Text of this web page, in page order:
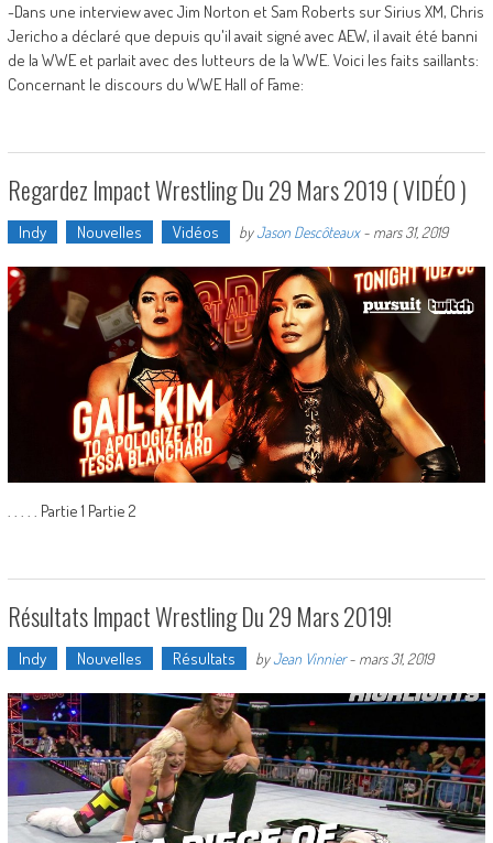
-Dans une interview avec Jim Norton et Sam Roberts sur Sirius XM, Chris
Jericho a déclaré que depuis qu'il avait signé avec AEW, il avait été banni
de la WWE et parlait avec des lutteurs de la WWE. Voici les faits saillants:
Concernant le discours du WWE Hall of Fame:
Regardez Impact Wrestling Du 29 Mars 2019 ( VIDÉO )
Indy Nouvelles Vidéos byJason Descôteaux- mars 31, 2019
. . . . . Partie 1 Partie 2
Résultats Impact Wrestling Du 29 Mars 2019!
Indy Nouvelles Résultats byJean Vinnier- mars 31, 2019